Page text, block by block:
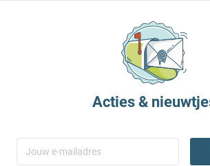
Acties &